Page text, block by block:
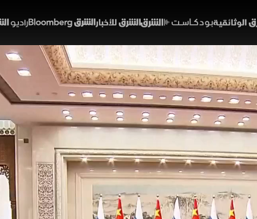
متعددة الأقطاب..
التنسيق الصيني الروسي إلى مستوى أوسع، مع
عالمي متعدد الأقطاب. بالتوازي، تتقدم الاتصالات
ويسجل مضيق هرمز حركة شحن جديدة، ويقر
رسوم مرتقبة.